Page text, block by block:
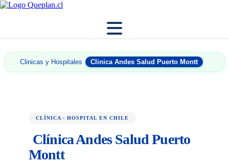
Clinicas y Hospitales Clinica Andes Salud Puerto Montt
CLÍNICA · HOSPITAL EN CHILE
Clínica Andes Salud Puerto
Montt